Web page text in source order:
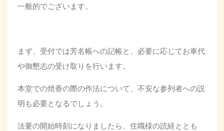
一般的でございます。
まず、受付では芳名帳への記帳と、必要に応じてお車代
や御懇志の受け取りを行います。
本堂での焼香の際の作法について、不安な参列者への説
明も必要となるでしょう。
法要の開始時刻になりましたら、住職様の読経ととも